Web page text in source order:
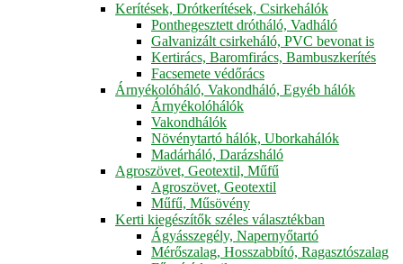
Kerítések, Drótkerítések, Csirkehálók
Ponthegesztett drótháló, Vadháló
Galvanizált csirkeháló, PVC bevonat is
Kertirács, Baromfirács, Bambuszkerítés
Facsemete védőrács
Árnyékolóháló, Vakondháló, Egyéb hálók
Árnyékolóhálók
Vakondhálók
Növénytartó hálók, Uborkahálók
Madárháló, Darázsháló
Agroszövet, Geotextil, Műfű
Agroszövet, Geotextil
Műfű, Műsövény
Kerti kiegészítők széles választékban
Ágyásszegély, Napernyőtartó
Mérőszalag, Hosszabbító, Ragasztószalag